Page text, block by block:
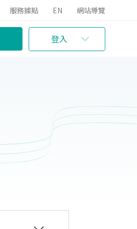
服務據點 EN 網站導覽
登入